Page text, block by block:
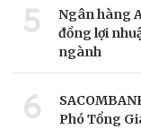
5
Ngân hàng
đồng lợi
ngành
6
Phó Tổng